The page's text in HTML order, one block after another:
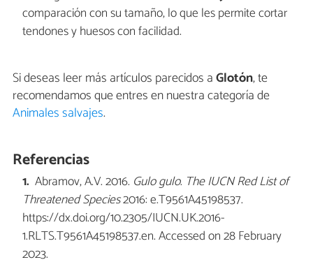
comparación con su tamaño, lo que les permite cortar
tendones y huesos con facilidad.
Si deseas leer más artículos parecidos aGlotón, te
recomendamos que entres en nuestra categoría de
Animales salvajes.
Referencias
Abramov, A.V. 2016. Gulo gulo. The IUCN Red List of
Threatened Species2016: e.T9561A45198537.
https://dx.doi.org/10.2305/IUCN.UK.2016-
1.RLTS.T9561A45198537.en. Accessed on 28 February
2023.